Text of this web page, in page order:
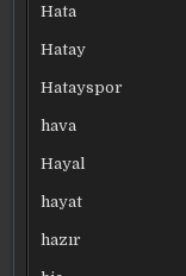
Hata
Hatay
Hatayspor
hava
Hayal
hayat
hazır